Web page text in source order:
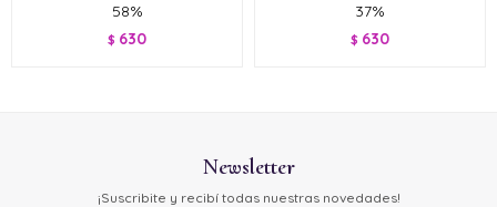
58%
$ 630
37%
$ 630
Newsletter
¡Suscribite y recibí todas nuestras novedades!